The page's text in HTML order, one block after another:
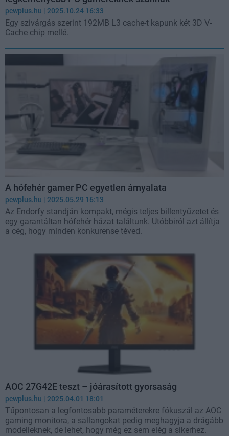
pcwplus.hu | 2025.10.24 16:33
Egy szivárgás szerint 192MB L3 cache-t kapunk két 3D V-
Cache chip mellé.
A hófehér gamer PC egyetlen árnyalata
pcwplus.hu | 2025.05.29 16:13
Az Endorfy standján kompakt, mégis teljes billentyűzetet és
egy garantáltan hófehér házat találtunk. Utóbbiról azt állítja
a cég, hogy minden konkurense téved.
AOC 27G42E teszt – jóárasított gyorsaság
pcwplus.hu | 2025.04.01 18:01
Tűpontosan a legfontosabb paraméterekre fókuszál az AOC
gaming monitora, a sallangokat pedig meghagyja a drágább
modelleknek, de lehet, hogy még ez sem elég a sikerhez.